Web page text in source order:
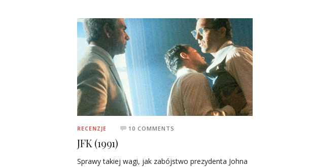
RECENZJE 10 COMMENTS
JFK (1991)
Sprawy takiej wagi, jak zabójstwo prezydenta Johna